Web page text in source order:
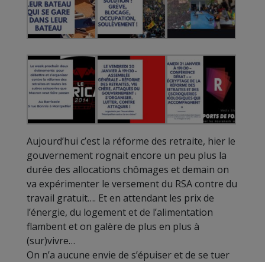
Aujourd’hui c’est la réforme des retraite, hier le
gouvernement rognait encore un peu plus la
durée des allocations chômages et demain on
va expérimenter le versement du RSA contre du
travail gratuit…. Et en attendant les prix de
l’énergie, du logement et de l’alimentation
flambent et on galère de plus en plus à
(sur)vivre…
On n’a aucune envie de s’épuiser et de se tuer